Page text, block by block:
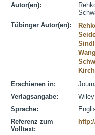
Autor(en):
Tübinger Autor(en):
Erschienen in:
Verlagsangabe:
Wiley
Sprache:
Referenz zum
Volltext: